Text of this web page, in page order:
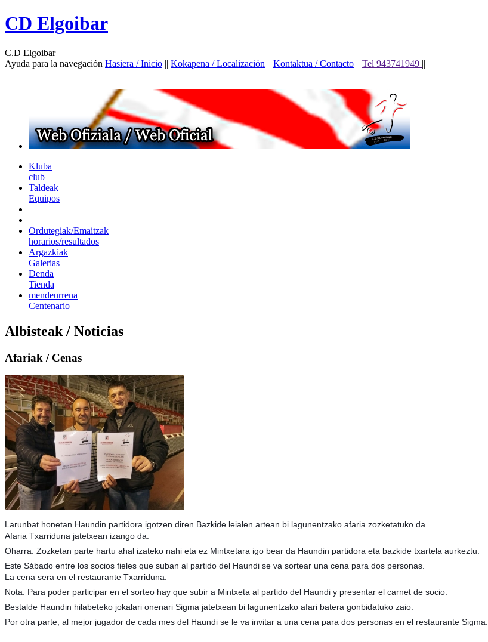
CD Elgoibar
C.D Elgoibar
Ayuda para la navegación Hasiera / Inicio || Kokapena / Localización || Kontaktua / Contacto || Tel 943741949 ||
Kluba
club
Taldeak
Equipos
Ordutegiak/Emaitzak
horarios/resultados
Argazkiak
Galerias
Denda
Tienda
mendeurrena
Centenario
Albisteak / Noticias
Afariak / Cenas
Larunbat honetan Haundin partidora igotzen diren Bazkide leialen artean bi lagunentzako afaria zozketatuko da.
Afaria Txarriduna jatetxean izango da.
Oharra: Zozketan parte hartu ahal izateko nahi eta ez Mintxetara igo bear da Haundin partidora eta bazkide txartela aurkeztu.
Este Sábado entre los socios fieles que suban al partido del Haundi se va sortear una cena para dos personas.
La cena sera en el restaurante Txarriduna.
Nota: Para poder participar en el sorteo hay que subir a Mintxeta al partido del Haundi y presentar el carnet de socio.
Bestalde Haundin hilabeteko jokalari onenari Sigma jatetxean bi lagunentzako afari batera gonbidatuko zaio.
Por otra parte, al mejor jugador de cada mes del Haundi se le va invitar a una cena para dos personas en el restaurante Sigma.